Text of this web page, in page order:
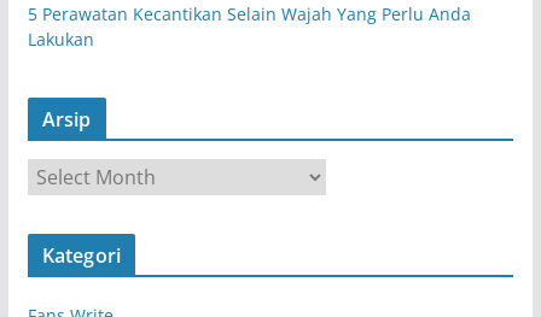
5 Perawatan Kecantikan Selain Wajah Yang Perlu Anda
Lakukan
Arsip
r
s
Kategori